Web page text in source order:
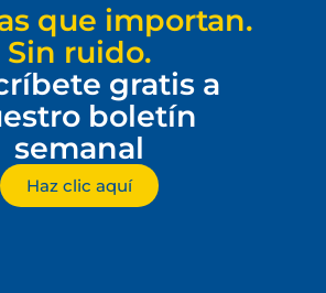
que importan.
Sin ruido.
gratis a
boletín
semanal
Haz clic aquí